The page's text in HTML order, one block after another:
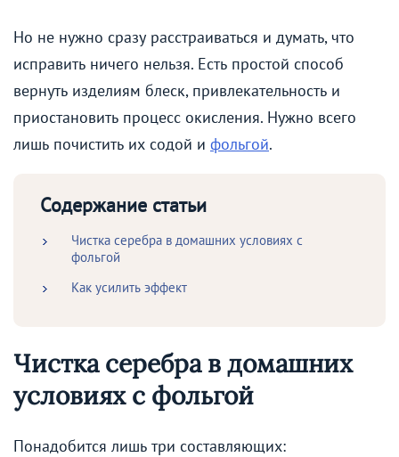
Но не нужно сразу расстраиваться и думать, что
исправить ничего нельзя. Есть простой способ
вернуть изделиям блеск, привлекательность и
приостановить процесс окисления. Нужно всего
лишь почистить их содой и фольгой.
Содержание статьи
Чистка серебра в домашних условиях с
фольгой
Как усилить эффект
Чистка серебра в домашних
условиях с фольгой
Понадобится лишь три составляющих: